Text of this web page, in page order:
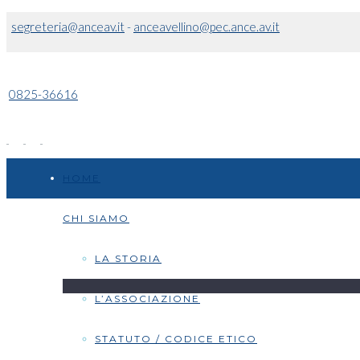
segreteria@anceav.it- anceavellino@pec.ance.av.it
0825-36616
CHI SIAMO
LA STORIA
L’ASSOCIAZIONE
STATUTO / CODICE ETICO